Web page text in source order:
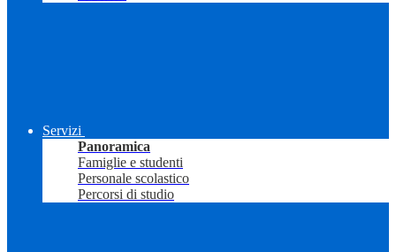
Servizi
Panoramica
Famiglie e studenti
Personale scolastico
Percorsi di studio